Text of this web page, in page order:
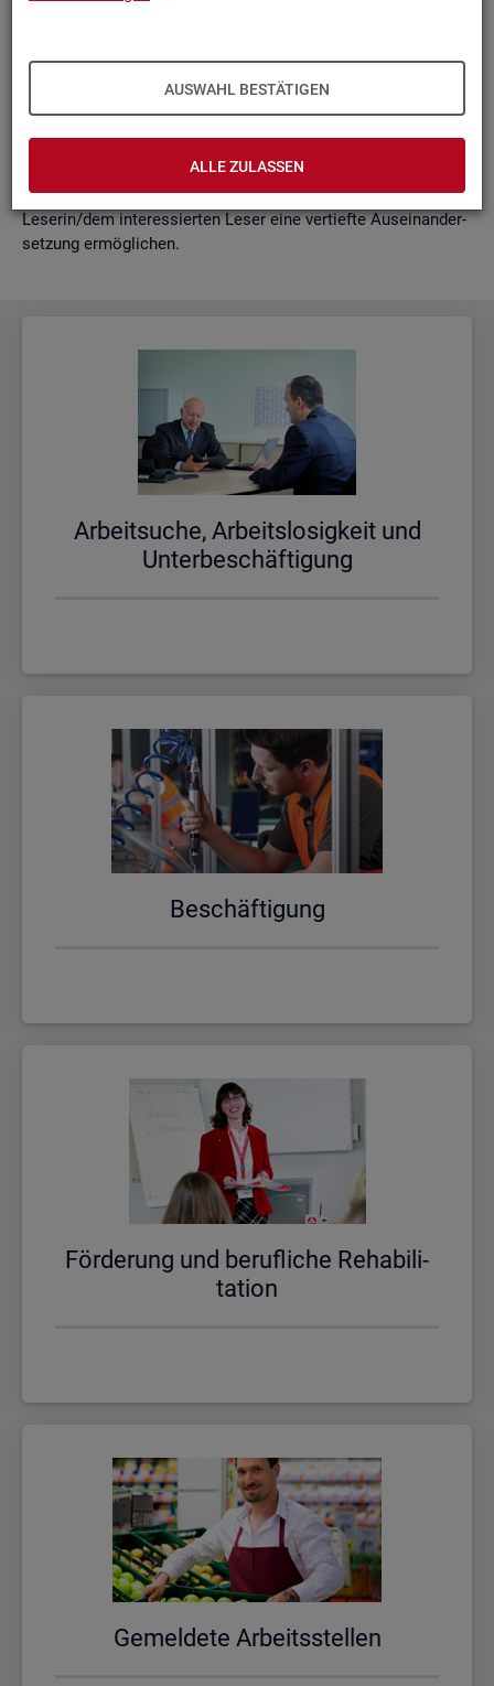
AUSWAHL BESTÄTIGEN
ALLE ZULASSEN
sam­men­ge­fasst. Damit ent­steht ein klei­nes Nach­schla­ge­
werk zu zen­tra­len Be­grif­fen und Fra­ge­stel­lun­gen der Ar­beits­
markt- und Grund­si­che­rungs­sta­tis­tik. Dabei wer­den diese Be­
grif­fe in kur­zer Form er­klärt und immer auch mit wei­ter­füh­
ren­den In­for­ma­ti­ons­quel­len ver­bun­den, die der in­ter­es­sier­ten
Le­se­rin/dem in­ter­es­sier­ten Leser eine ver­tief­te Aus­ein­an­der­
set­zung er­mög­li­chen.
Ar­beit­su­che, Ar­beits­lo­sig­keit und
Un­ter­be­schäf­ti­gung
Be­schäf­ti­gung
För­de­rung und be­ruf­li­che Re­ha­bi­li­
ta­ti­on
Ge­mel­de­te Ar­beits­stel­len